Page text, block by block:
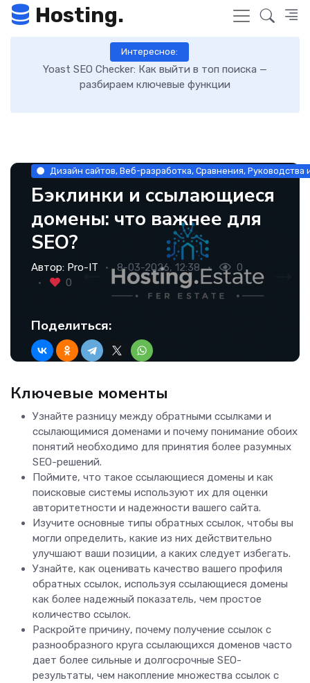
Hosting.
Интересное:
Как включить GZIP-сжатие в WordPress и ускорить
загрузку сайта: пошаговая инструкция
Дизайн сайтов, Веб-разработка, Сравнения,
Бэклинки и ссылающиеся
домены: что важнее для
SEO?
Автор: Pro-IT 8-03-2026, 12:38
0
0
Поделиться:
Ключевые моменты
Узнайте разницу между обратными ссылками и
ссылающимися доменами и почему понимание обоих
понятий необходимо для принятия более разумных
SEO-решений.
Поймите, что такое ссылающиеся домены и как
поисковые системы используют их для оценки
авторитетности и надежности вашего сайта.
Изучите основные типы обратных ссылок, чтобы вы
могли определить, какие из них действительно
улучшают ваши позиции, а каких следует избегать.
Узнайте, как оценивать качество вашего профиля
обратных ссылок, используя ссылающиеся домены
как более надежный показатель, чем простое
количество ссылок.
Раскройте причину, почему получение ссылок с
разнообразного круга ссылающихся доменов часто
дает более сильные и долгосрочные SEO-
результаты, чем накопление множества ссылок с